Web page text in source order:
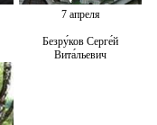
7 апреля
Безру́ков Серге́й
Вита́льевич